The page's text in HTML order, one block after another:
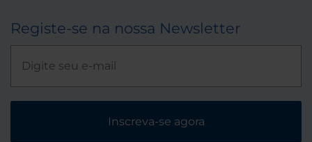
Registe-se na nossa Newsletter
Inscreva-se agora